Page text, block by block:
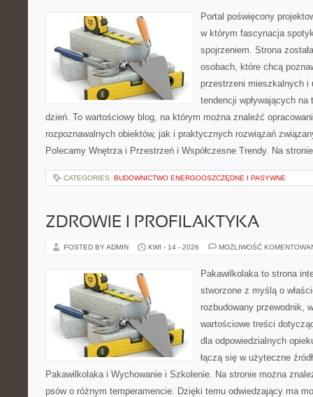
Portal poświęcony
w którym fascynacja
spojrzeniem. Strona
osobach, które chcą
przestrzeni mieszkalnych i
tendencji wpływających
dzień. To wartościowy blog, na którym można znaleźć
rozpoznawalnych obiektów, jak i praktycznych rozwiązań
Polecamy Wnętrza i Przestrzeń i Współczesne Trendy. Na
CATEGORIES: BUDOWNICTWO ENERGOOSZCZĘDNE I PASYWNE
ZDROWIE I PROFILAKTYKA
POSTED BY ADMIN KWI - 14 - 2026 MOŻLIWOŚĆ
Pakawilkolaka to strona
stworzone z myślą o
rozbudowany przewodnik,
wartościowe treści
dla odpowiedzialnych
łączą się w użyteczne
Pakawilkolaka i Wychowanie i Szkolenie. Na stronie można
psów o różnym temperamencie. Dzięki temu odwiedzający ma